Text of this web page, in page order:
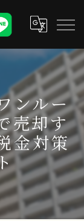
ンルー
売却す
金対策